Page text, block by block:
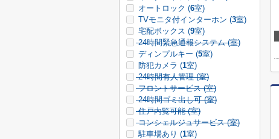
オートロック (6室)
TVモニタ付インターホン (3室)
宅配ボックス (9室)
24時間緊急通報システム (室)
ディンプルキー (5室)
防犯カメラ (1室)
24時間有人管理 (室)
フロントサービス (室)
24時間ゴミ出し可 (室)
住戸内覧可能 (室)
コンシェルジュサービス (室)
駐車場あり (1室)